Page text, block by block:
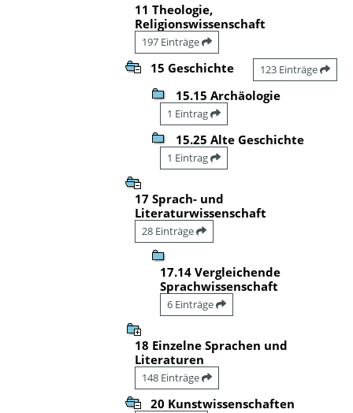
11 Theologie,
Religionswissenschaft
197 Einträge
15 Geschichte 123 Einträge
15.15 Archäologie
1 Eintrag
15.25 Alte Geschichte
1 Eintrag
17 Sprach- und
Literaturwissenschaft
28 Einträge
17.14 Vergleichende
Sprachwissenschaft
6 Einträge
18 Einzelne Sprachen und
Literaturen
148 Einträge
20 Kunstwissenschaften